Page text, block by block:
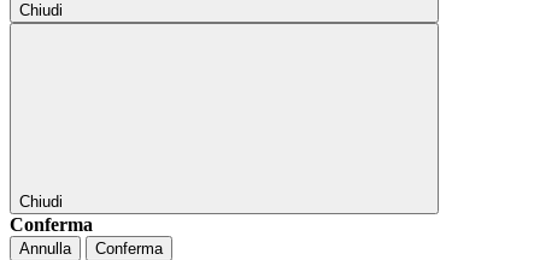
Chiudi
Chiudi
Conferma
Annulla Conferma